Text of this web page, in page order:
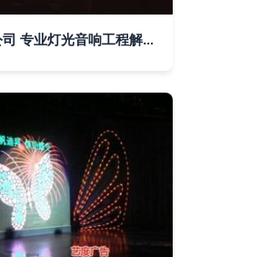
宏运灯光音响演绎工程公司 专业灯光音响工程解决方案